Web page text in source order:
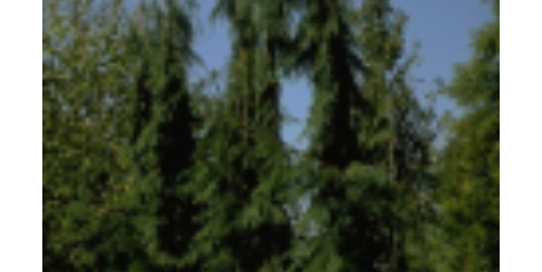
Californische cipres
Chamaecyparis lawsoniana 'Dik's Weeping'